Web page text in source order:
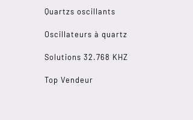
Quartzs oscillants
Oscillateurs à quartz
Solutions 32.768 KHZ
Top Vendeur